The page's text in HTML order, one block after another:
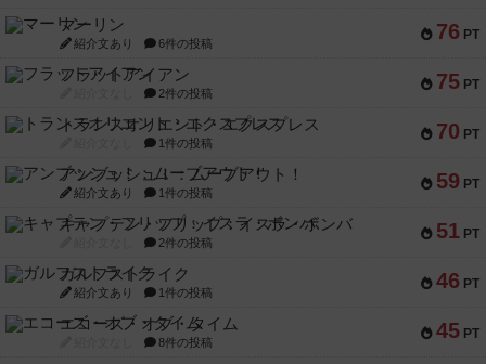
76 PT
マーリン
紹介文あり 6件の投稿
75 PT
フラットアイアン
2件の投稿
70 PT
トランスオリエント・エクスプレス
1件の投稿
59 PT
アンブッシュ！：ムーブアウト！
紹介文あり 1件の投稿
51 PT
キャプテン・フリップ：イスラ・ボンバ
2件の投稿
46 PT
ガルフストライク
紹介文あり 1件の投稿
45 PT
エコーズ・オブ・タイム
8件の投稿